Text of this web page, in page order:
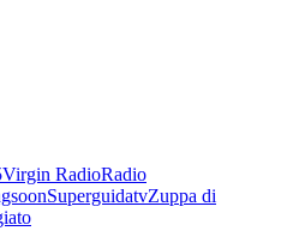
Virgin RadioRadio
SuperguidatvZuppa di